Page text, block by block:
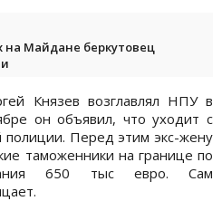
на Майдане беркутовец
Князев возглавлял НПУ в
он объявил, что уходит с
полиции. Перед этим экс-жену
таможенники на границе по
650 тыс евро. Сам